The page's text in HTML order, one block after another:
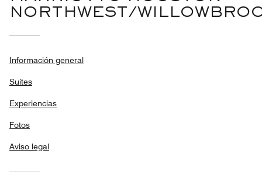
NORTHWEST/
Información general
Suites
Experiencias
Fotos
Aviso legal